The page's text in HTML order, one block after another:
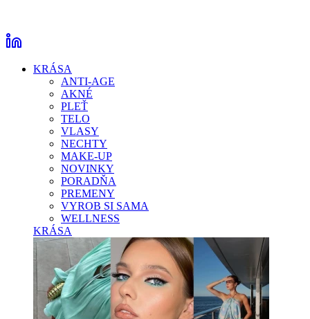
KRÁSA
ANTI-AGE
AKNÉ
PLEŤ
TELO
VLASY
NECHTY
MAKE-UP
NOVINKY
PORADŇA
PREMENY
VYROB SI SAMA
WELLNESS
KRÁSA